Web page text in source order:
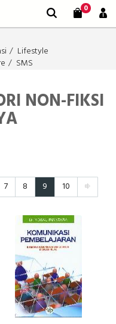
0
Lifestyle
SMS
NON-FIKSI
7 8 9 10